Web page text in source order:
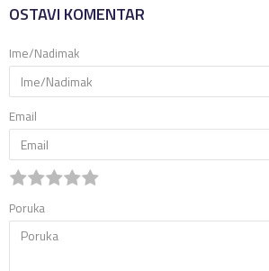
OSTAVI KOMENTAR
Ime/Nadimak
Email
Poruka